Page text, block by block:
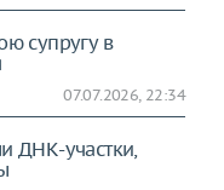
супругу в
07.07.2026, 22:34
ДНК-участки,